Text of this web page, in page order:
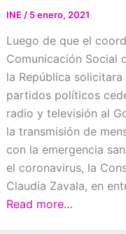
INE / 5 enero, 2021
Luego de que el
Comunicación Social
la República
partidos políticos
radio y televisión al
la transmisión de
con la emergencia
el coronavirus, la
Claudia Zavala, en
Read more…